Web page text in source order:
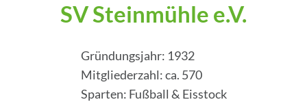
SV Steinmühle e.V.
Gründungsjahr: 1932
Mitgliederzahl: ca. 570
Sparten: Fußball & Eisstock